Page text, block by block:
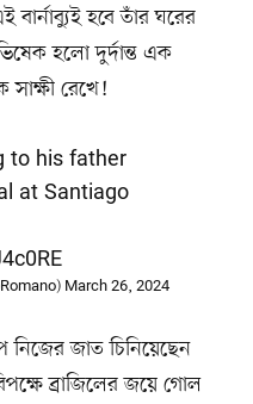
হবে তাঁর ঘরের
হলো দুর্দান্ত এক
সাক্ষী রেখে!
to his father
at Santiago
March 26, 2024
জাত চিনিয়েছেন
ব্রাজিলের জয়ে গোল